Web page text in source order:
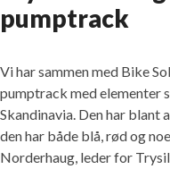
pumptrack
Vi har sammen med Bike
pumptrack med elementer
Skandinavia. Den har blant
den har både blå, rød og
Norderhaug, leder for